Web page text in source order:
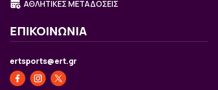
ΑΘΛΗΤΙΚΕΣ ΜΕΤΑΔΟΣΕΙΣ
ΕΠΙΚΟΙΝΩΝΙΑ
ertsports@ert.gr